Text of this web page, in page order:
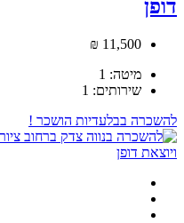
דופן
11,500 ₪
מיטה: 1
שירותים: 1
להשכרה בבלעדיות הושכר !